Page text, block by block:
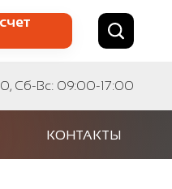
артикулу
Сб-Вс: 09:00-17:00
КОНТАКТЫ